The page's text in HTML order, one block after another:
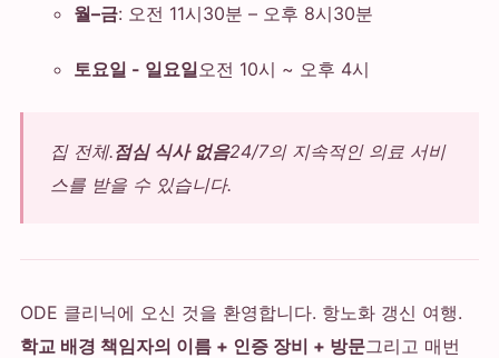
월–금: 오전 11시30분 – 오후 8시30분
토요일 - 일요일오전 10시 ~ 오후 4시
집 전체.점심 식사 없음24/7의 지속적인 의료 서비
스를 받을 수 있습니다.
ODE 클리닉에 오신 것을 환영합니다. 항노화 갱신 여행.
학교 배경 책임자의 이름 + 인증 장비 + 방문그리고 매번